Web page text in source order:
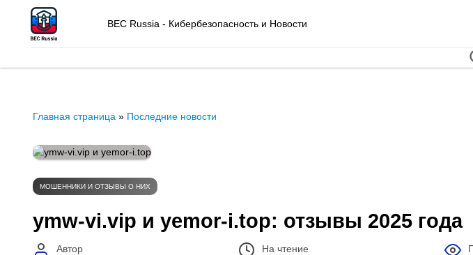
BEC Russia - Кибербезопасность и Новости
Главная страница » Последние новости
МОШЕННИКИ И ОТЗЫВЫ О НИХ
ymw‑vi.vip и yemor‑i.top: отзывы 2025 года
Автор
На чтение